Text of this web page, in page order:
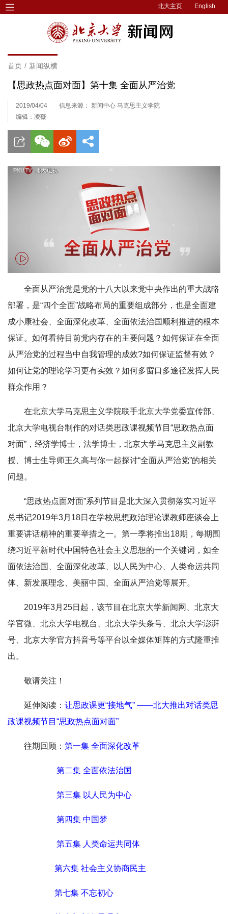
北大主页 English
首页 / 新闻纵横
【思政热点面对面】第十集 全面从严治党
2019/04/04
信息来源： 新闻中心 马克思主义学院
编辑：凌薇
全面从严治党是党的十八大以来党中央作出的重大战略
部署，是“四个全面”战略布局的重要组成部分，也是全面建
成小康社会、全面深化改革、全面依法治国顺利推进的根本
保证。如何看待目前党内存在的主要问题？如何保证在全面
从严治党的过程当中自我管理的成效?如何保证监督有效？
如何让党的理论学习更有实效？如何多窗口多途径发挥人民
群众作用？
在北京大学马克思主义学院联手北京大学党委宣传部、
北京大学电视台制作的对话类思政课视频节目“思政热点面
对面”，经济学博士，法学博士，北京大学马克思主义副教
授、博士生导师王久高与你一起探讨“全面从严治党”的相关
问题。
“思政热点面对面”系列节目是北大深入贯彻落实习近平
总书记2019年3月18日在学校思想政治理论课教师座谈会上
重要讲话精神的重要举措之一。第一季将推出18期，每期围
绕习近平新时代中国特色社会主义思想的一个关键词，如全
面依法治国、全面深化改革、以人民为中心、人类命运共同
体、新发展理念、美丽中国、全面从严治党等展开。
2019年3月25日起，该节目在北京大学新闻网、北京大
学官微、北京大学电视台、北京大学头条号、北京大学澎湃
号、北京大学官方抖音号等平台以全媒体矩阵的方式隆重推
出。
敬请关注！
延伸阅读： 让思政课更“接地气” ——北大推出对话类思
政课视频节目“思政热点面对面”
往期回顾： 第一集 全面深化改革
第二集 全面依法治国
第三集 以人民为中心
第四集 中国梦
第五集 人类命运共同体
第六集 社会主义协商民主
第七集 不忘初心